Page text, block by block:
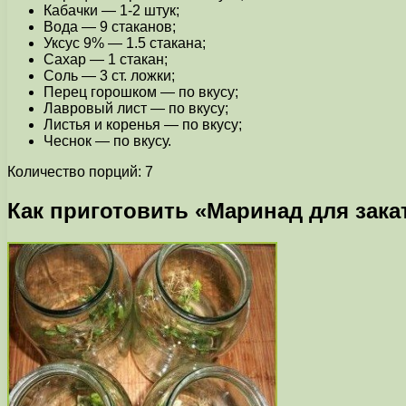
Кабачки — 1-2 штук;
Вода — 9 стаканов;
Уксус 9% — 1.5 стакана;
Сахар — 1 стакан;
Соль — 3 ст. ложки;
Перец горошком — по вкусу;
Лавровый лист — по вкусу;
Листья и коренья — по вкусу;
Чеснок — по вкусу.
Количество порций: 7
Как приготовить «Маринад для